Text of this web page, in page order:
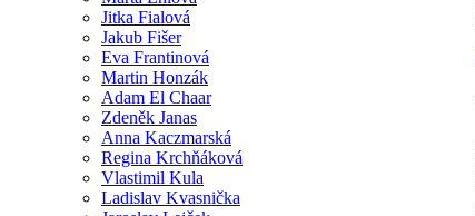
Jitka Fialová
Jakub Fišer
Eva Frantinová
Martin Honzák
Adam El Chaar
Zdeněk Janas
Anna Kaczmarská
Regina Krchňáková
Vlastimil Kula
Ladislav Kvasnička